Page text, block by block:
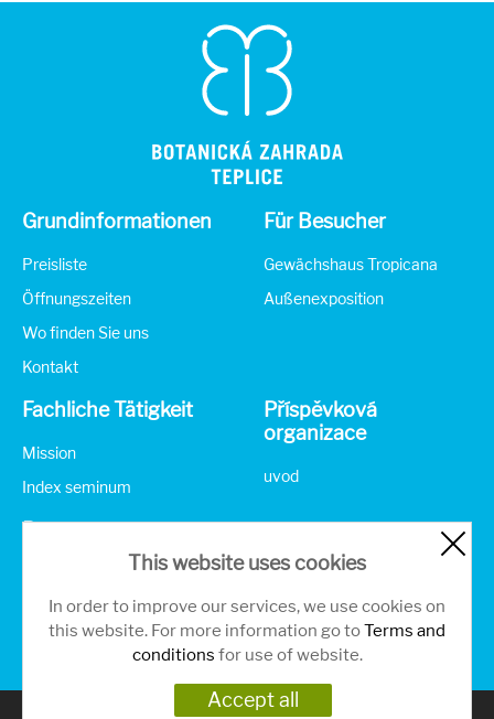
This website uses cookies
In order to improve our services, we use cookies on
this website. For more information go toTerms and
conditions for use of website.
Accept all
Grundinformationen
Preisliste
Öffnungszeiten
Wo finden Sie uns
Kontakt
Für Besucher
Gewächshaus Tropicana
Außenexposition
Fachliche Tätigkeit
Mission
Index seminum
Příspěvková
organizace
uvod
Partner